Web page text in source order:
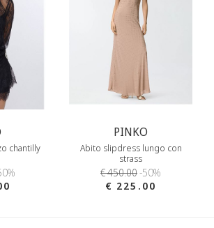
chantilly
PINKO
Abito slipdress lungo con
strass
€ 450.00-50%
€ 225.00